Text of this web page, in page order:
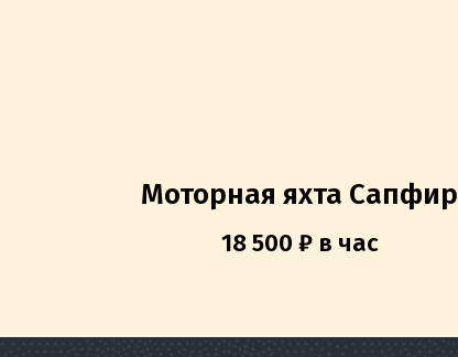
Моторная яхта Сапфир
18 500 ₽ в час